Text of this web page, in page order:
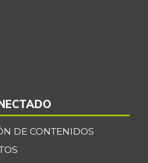
DE CONTENIDOS